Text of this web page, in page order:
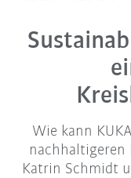
Wie kann
nachhaltigeren
Katrin Schmidt